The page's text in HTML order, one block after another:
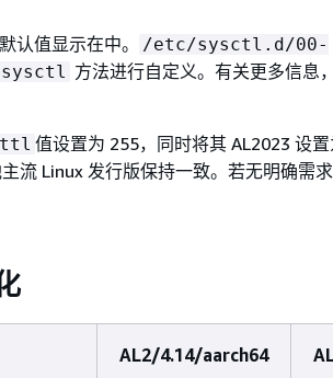
认值显示在中。
/etc/sysctl.d/00-
sysctl 方法进行自定义。有关更多信息
值设置为 255，同时将其 AL2023 设置
流 Linux 发行版保持一致。若无明确需
AL2/4.14/aarch64